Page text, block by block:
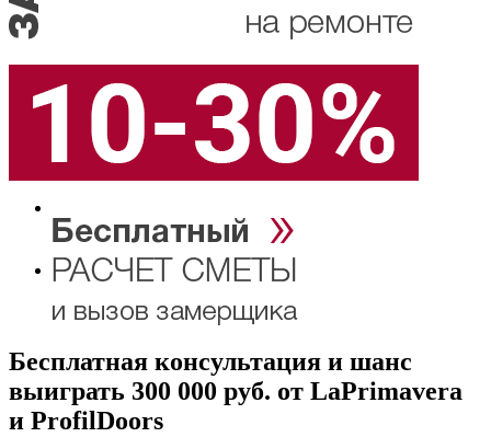
Бесплатная консультация и шанс
выиграть 300 000 руб. от LaPrimavera
и ProfilDoors